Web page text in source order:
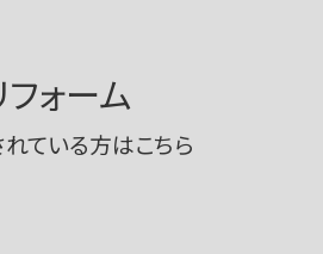
フォーム
ている方はこちら